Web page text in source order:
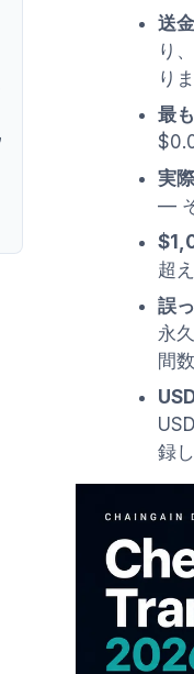
送
り
り
最
実
—
超
誤
永
間
録